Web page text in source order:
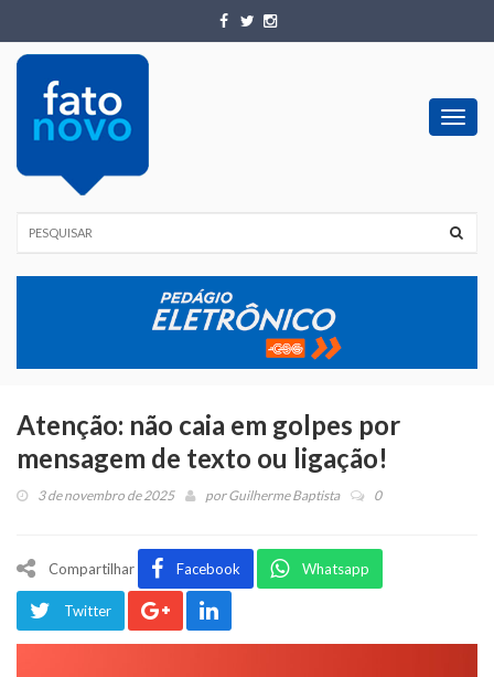
Atenção: não caia em golpes por
mensagem de texto ou ligação!
3 de novembro de 2025 porGuilherme Baptista 0
Compartilhar Facebook Whatsapp
Twitter